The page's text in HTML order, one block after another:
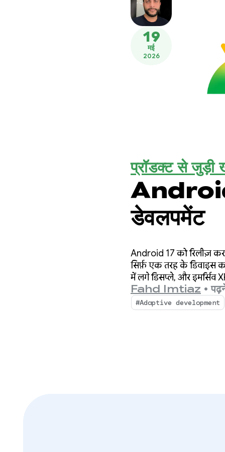
19
मई
2026
प्रॉडक्ट से जुड़ी
Android
डेवलपमेंट
Android 17 को रिलीज़
सिर्फ़ एक तरह के डिवाइस
में लगे डिसप्ले, और इमर्सिव
Fahd Imtiaz •
#Adaptive development